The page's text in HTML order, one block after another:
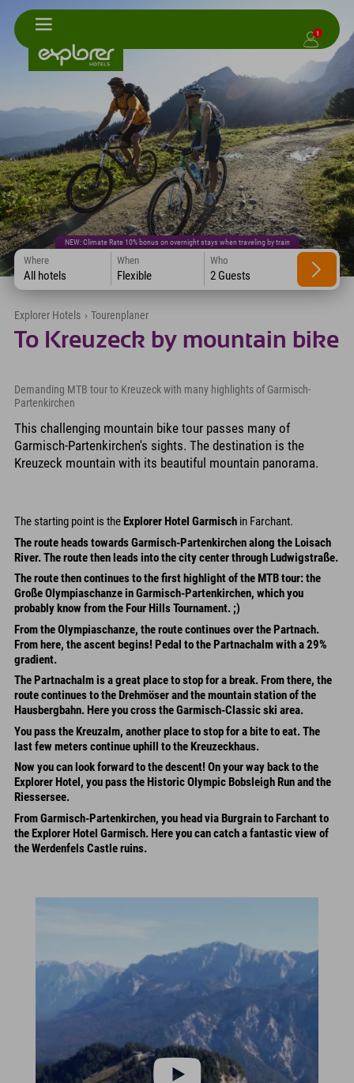
1
NEW: Climate Rate 10% bonus on overnight stays when traveling by train
Where
All hotels
When
Flexible
Who
2 Guests
Explorer Hotels › Tourenplaner
To Kreuzeck by mountain bike
Demanding MTB tour to Kreuzeck with many highlights of Garmisch-
Partenkirchen
This challenging mountain bike tour passes many of
Garmisch-Partenkirchen's sights. The destination is the
Kreuzeck mountain with its beautiful mountain panorama.
The starting point is theExplorer Hotel Garmisch in Farchant.
The route heads towards Garmisch-Partenkirchen along the Loisach
River. The route then leads into the city center throughLudwigstraße.
The route then continues to the first highlight of the MTB tour: the
Große Olympiaschanzein Garmisch-Partenkirchen, which you
probably know from the Four Hills Tournament. ;)
From the Olympiaschanze, the route continues over thePartnach.
From here, the ascent begins! Pedal to thePartnachalmwith a 29%
gradient.
The Partnachalm is a great place to stop for a break. From there, the
route continues to theDrehmöserand the mountain station of the
Hausbergbahn. Here you cross the Garmisch-Classic ski area.
You pass the Kreuzalm, another place to stop for a bite to eat. The
last few meters continue uphill to the Kreuzeckhaus.
Now you can look forward to the descent! On your way back to the
Explorer Hotel, you pass the Historic Olympic Bobsleigh Run and the
Riessersee.
From Garmisch-Partenkirchen, you head via Burgrain to Farchant to
the Explorer Hotel Garmisch. Here you can catch a fantastic view of
the Werdenfels Castle ruins.